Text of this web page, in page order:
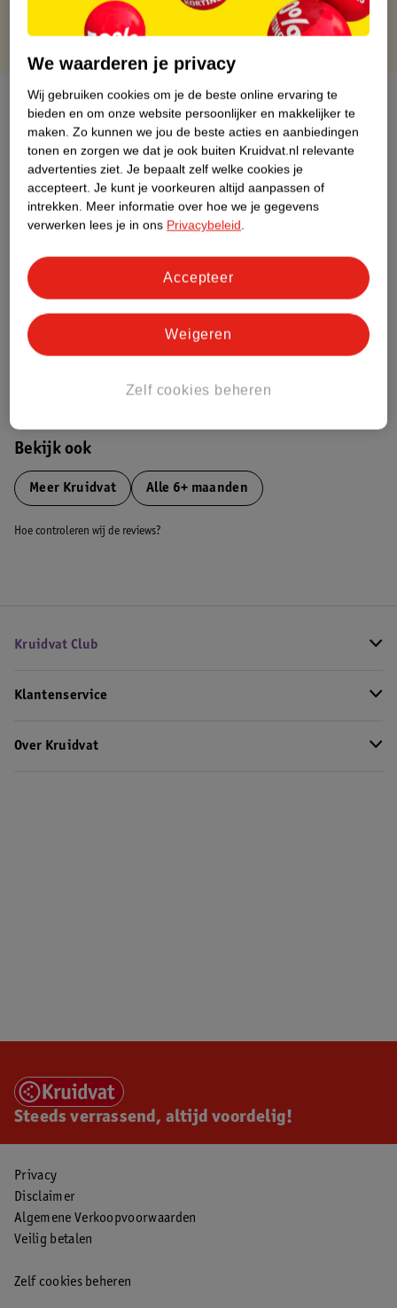
Over dit product
Productinformatie
Etiketinformatie
Dit product heeft (nog) geen Nature
Meer informatie
Bestel & Bezorginformatie
Bekijk ook
Meer Kruidvat Alle 6+ maanden
Hoe controleren wij de reviews?
Kruidvat Club
Klantenservice
Over Kruidvat
Steeds verrassend, altijd voordelig!
Privacy
Disclaimer
Algemene Verkoopvoorwaarden
Veilig betalen
Zelf cookies beheren
We waarderen je privacy
Wij gebruiken cookies om je de beste online ervaring te
bieden en om onze website persoonlijker en makkelijker te
maken. Zo kunnen we jou de beste acties en aanbiedingen
tonen en zorgen we dat je ook buiten Kruidvat.nl relevante
advertenties ziet. Je bepaalt zelf welke cookies je
accepteert. Je kunt je voorkeuren altijd aanpassen of
intrekken. Meer informatie over hoe we je gegevens
verwerken lees je in ons Privacybeleid.
Zelf cookies beheren
Weigeren
Accepteer